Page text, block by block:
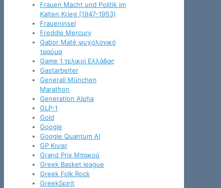
Frauen Macht und Politik im
Kalten Krieg (1947-1953)
Fraueninsel
Freddie Mercury
Gabor Maté ψυχολογικό
τραύμα
Game 1 τελικοί Ελλάδας
Gastarbeiter
Generali München
Marathon
Generation Alpha
GLP-1
Gold
Google
Google Quantum AI
GP Κινας
Grand Prix Μπακού
Greek Basket league
Greek Folk Rock
GreekSpirit